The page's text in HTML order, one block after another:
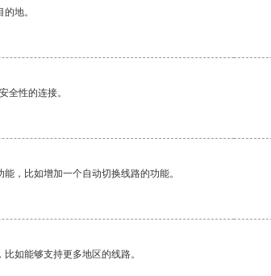
地。
全性的连接。
，比如增加一个自动切换线路的功能。
如能够支持更多地区的线路。